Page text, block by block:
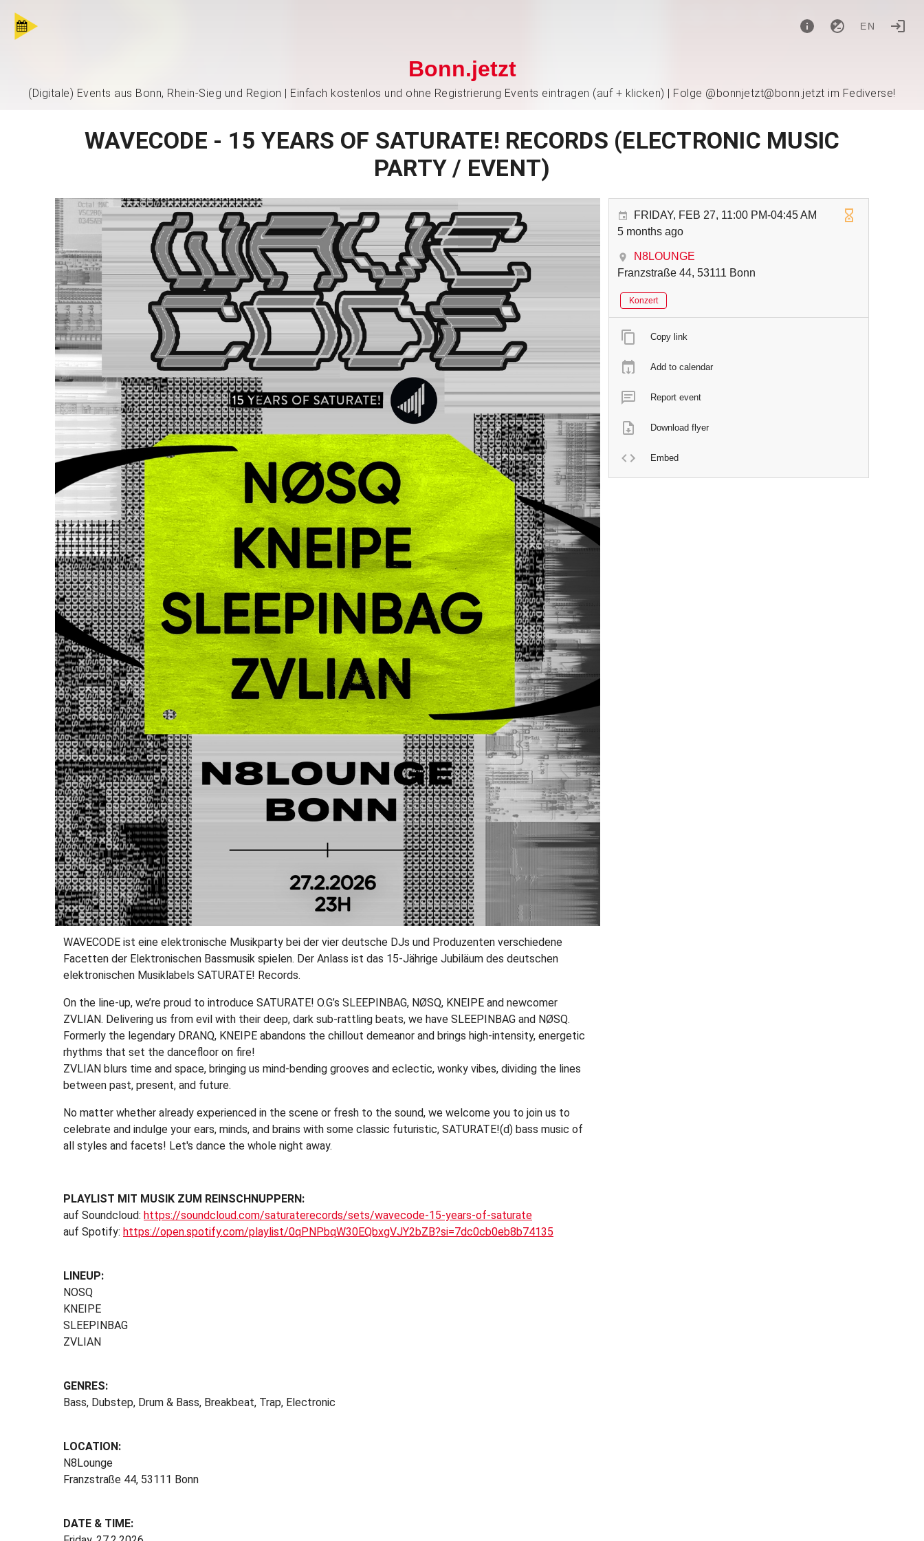
EN
Bonn.jetzt
(Digitale) Events aus Bonn, Rhein-Sieg und Region | Einfach kostenlos und ohne Registrierung Events eintragen (auf + klicken) | Folge @bonnjetzt@bonn.jetzt im Fediverse!
WAVECODE - 15 YEARS OF SATURATE! RECORDS (ELECTRONIC MUSIC
PARTY / EVENT)
WAVECODE ist eine elektronische Musikparty bei der vier deutsche DJs und Produzenten verschiedene
Facetten der Elektronischen Bassmusik spielen. Der Anlass ist das 15-Jährige Jubiläum des deutschen
elektronischen Musiklabels SATURATE! Records.
On the line-up, we’re proud to introduce SATURATE! O.G’s SLEEPINBAG, NØSQ, KNEIPE and newcomer
ZVLIAN. Delivering us from evil with their deep, dark sub-rattling beats, we have SLEEPINBAG and NØSQ.
Formerly the legendary DRANQ, KNEIPE abandons the chillout demeanor and brings high-intensity, energetic
rhythms that set the dancefloor on fire!
ZVLIAN blurs time and space, bringing us mind-bending grooves and eclectic, wonky vibes, dividing the lines
between past, present, and future.
No matter whether already experienced in the scene or fresh to the sound, we welcome you to join us to
celebrate and indulge your ears, minds, and brains with some classic futuristic, SATURATE!(d) bass music of
all styles and facets! Let's dance the whole night away.
PLAYLIST MIT MUSIK ZUM REINSCHNUPPERN:
auf Soundcloud: https://soundcloud.com/saturaterecords/sets/wavecode-15-years-of-saturate
auf Spotify: https://open.spotify.com/playlist/0qPNPbqW30EQbxgVJY2bZB?si=7dc0cb0eb8b74135
LINEUP:
NOSQ
KNEIPE
SLEEPINBAG
ZVLIAN
GENRES:
Bass, Dubstep, Drum & Bass, Breakbeat, Trap, Electronic
LOCATION:
N8Lounge
Franzstraße 44, 53111 Bonn
DATE & TIME:
FRIDAY, FEB 27, 11:00 PM-04:45 AM
5 months ago
N8LOUNGE
Franzstraße 44, 53111 Bonn
Konzert
Copy link
Add to calendar
Report event
Download flyer
Embed